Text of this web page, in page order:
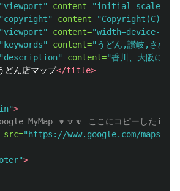
"viewport" content="initial-
"copyright" content="Copyright(C)
"viewport" content="width=device-
"keywords" content="うどん,讃岐,さぬ
"description" content="香川、大阪にあ
どん店マップ</title>
>
MyMap 🔽🔽🔽 ここにコピーした
src="https://www.google.com/maps/d/u/
>